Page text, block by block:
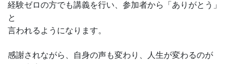
経験ゼロの方でも講義を行い、参加者から「ありがとう」
と
言われるようになります。
感謝されながら、自身の声も変わり、人生が変わるのが